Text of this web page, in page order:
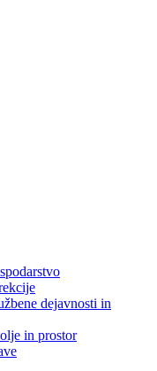
dejavnosti in
in prostor